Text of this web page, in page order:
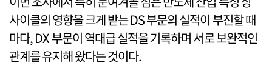
사이클의 영향을 크게 받는 DS 부문의 실적이 부진할 때
마다, DX 부문이 역대급 실적을 기록하며 서로 보완적인
관계를 유지해 왔다는 것이다.